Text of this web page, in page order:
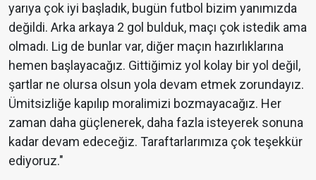
yarıya çok iyi başladık, bugün futbol bizim yanımızda
değildi. Arka arkaya 2 gol bulduk, maçı çok istedik ama
olmadı. Lig de bunlar var, diğer maçın hazırlıklarına
hemen başlayacağız. Gittiğimiz yol kolay bir yol değil,
şartlar ne olursa olsun yola devam etmek zorundayız.
Ümitsizliğe kapılıp moralimizi bozmayacağız. Her
zaman daha güçlenerek, daha fazla isteyerek sonuna
kadar devam edeceğiz. Taraftarlarımıza çok teşekkür
ediyoruz."